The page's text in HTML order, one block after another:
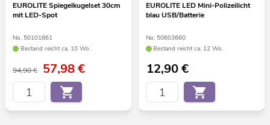
EUROLITE Spiegelkugelset 30cm
mit LED-Spot
No. 50101861
Bestand reicht ca. 10 Wo.
94,90 € 57,98€
EUROLITE LED Mini-Polizeilicht
blau USB/Batterie
No. 50603660
Bestand reicht ca. 12 Wo.
12,90€